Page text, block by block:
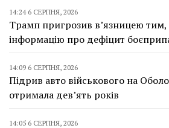
14:24 6 СЕРПНЯ, 2026
Трамп пригрозив в’язницею
інформацію про дефіцит
14:09 6 СЕРПНЯ, 2026
Підрив авто військового на
отримала дев’ять років
14:05 6 СЕРПНЯ, 2026